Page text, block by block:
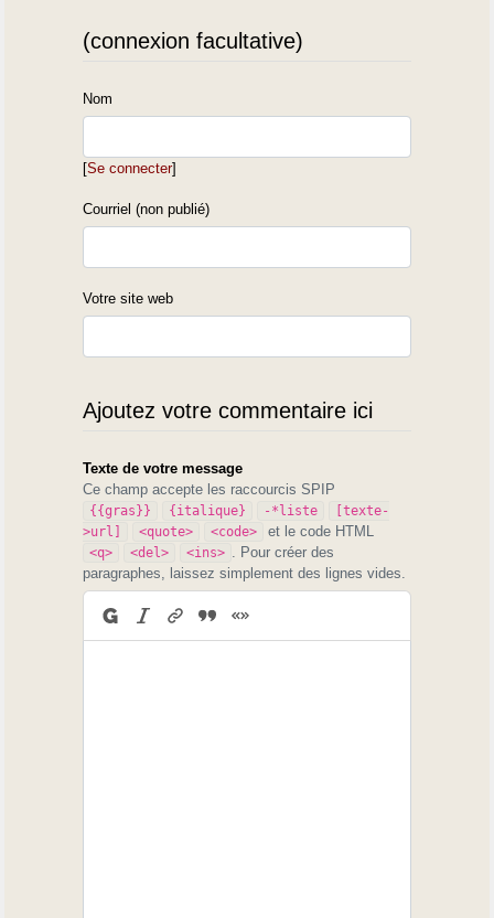
(connexion facultative)
Nom
[Se connecter]
Courriel (non publié)
Votre site web
Ajoutez votre commentaire ici
Texte de votre message
Ce champ accepte les raccourcis SPIP
{{gras}} {italique} -*liste
[texte-
>url]
<quote> <code> et le code HTML
<q> <del> <ins>
. Pour créer des
paragraphes, laissez simplement des lignes vides.